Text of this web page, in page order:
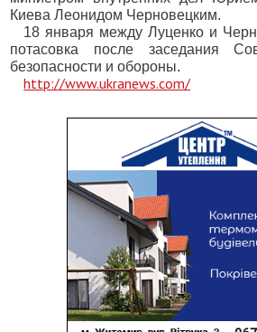
Киева Леонидом Черновецким.
18 января между Луценко и
потасовка после заседания
безопасности и обороны.
http://www.ukranews.com/